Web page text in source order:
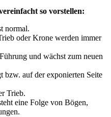
so vorstellen:
normal.
oder Krone werden immer
und wächst zum neuen
bzw. auf der exponierten Seite
Trieb.
eine Folge von Bögen,